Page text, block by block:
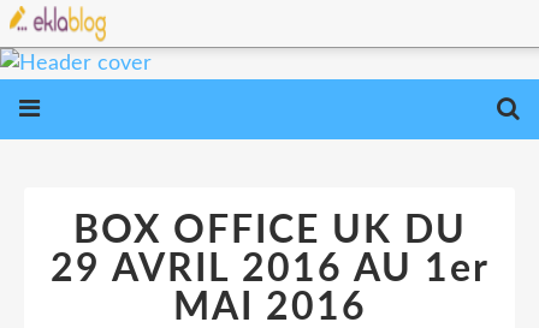
BOX OFFICE UK DU
29 AVRIL 2016 AU 1er
MAI 2016